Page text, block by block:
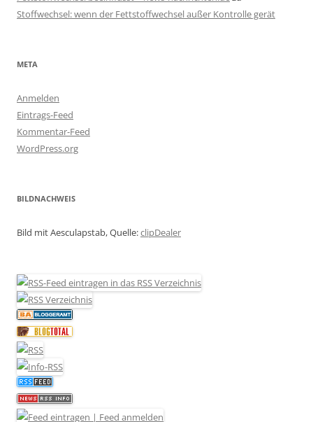
Stoffwechsel: wenn der Fettstoffwechsel außer Kontrolle gerät
META
Anmelden
Eintrags-Feed
Kommentar-Feed
WordPress.org
BILDNACHWEIS
Bild mit Aesculapstab, Quelle:clipDealer